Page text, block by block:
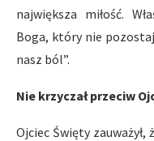
największa miłość.
Boga, który nie
nasz ból”.
Nie krzyczał przeciw
Ojciec Święty